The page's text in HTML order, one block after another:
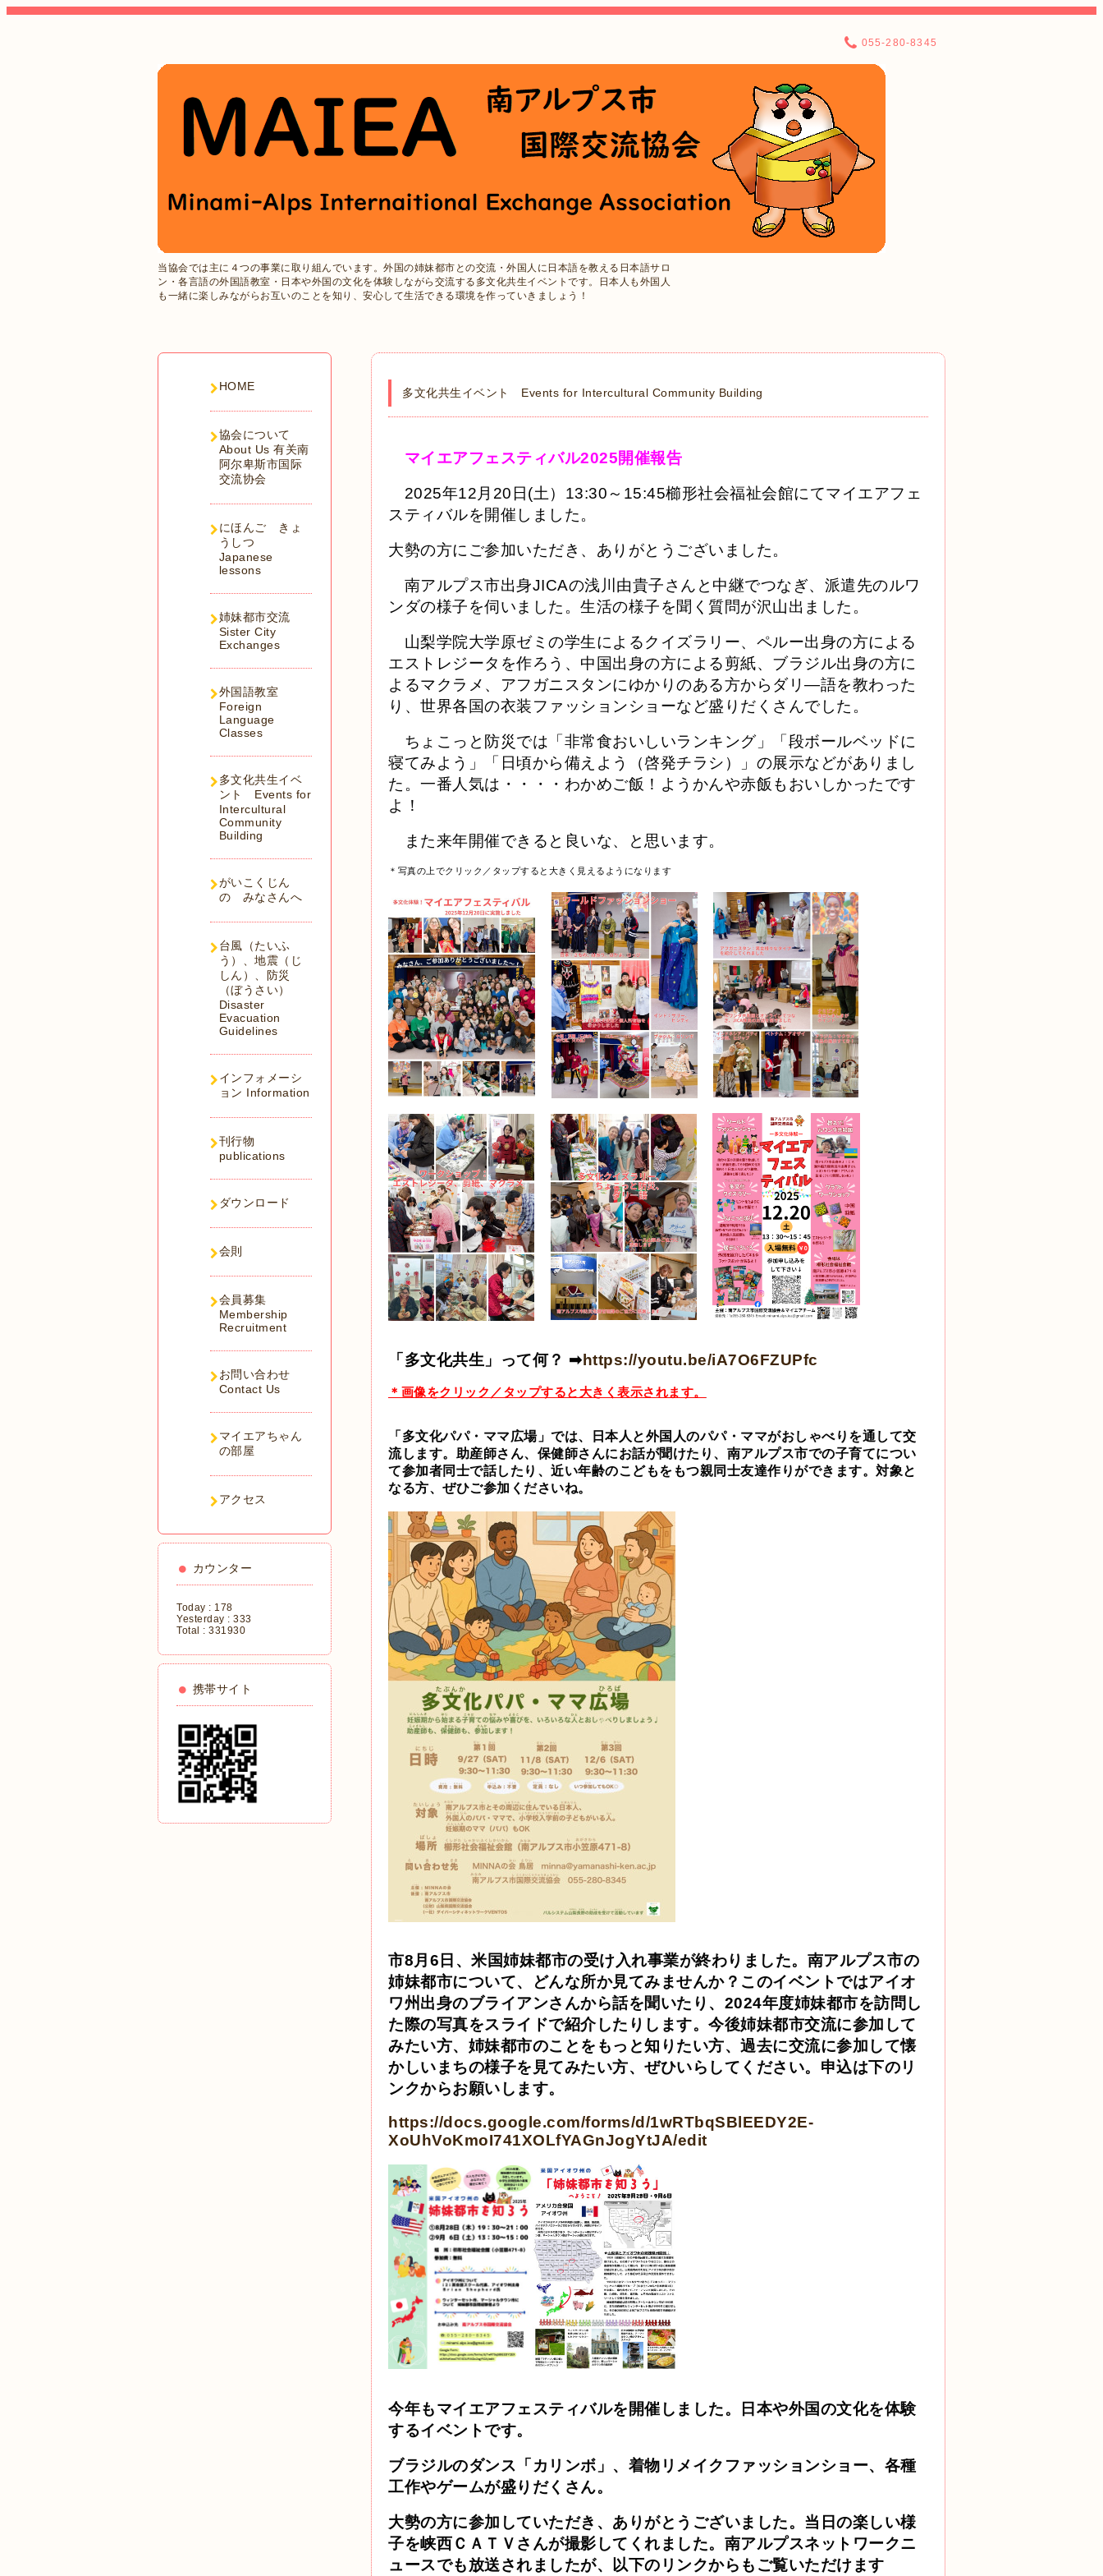
当協会では主に４つの事業に取り組んでいます。外国の姉妹都市との交流・外国人に日本語を教える日本語サロ
ン・各言語の外国語教室・日本や外国の文化を体験しながら交流する多文化共生イベントです。日本人も外国人
も一緒に楽しみながらお互いのことを知り、安心して生活できる環境を作っていきましょう！
055-280-8345
多文化共生イベント Events for Intercultural Community Building
マイエアフェスティバル2025開催報告
2025年12月20日(土）13:30～15:45櫛形社会福祉会館にてマイエアフェ
スティバルを開催しました。
大勢の方にご参加いただき、ありがとうございました。
南アルプス市出身JICAの浅川由貴子さんと中継でつなぎ、派遣先のルワ
ンダの様子を伺いました。生活の様子を聞く質問が沢山出ました。
山梨学院大学原ゼミの学生によるクイズラリー、ペルー出身の方による
エストレジータを作ろう、中国出身の方による剪紙、ブラジル出身の方に
よるマクラメ、アフガニスタンにゆかりのある方からダリ―語を教わった
り、世界各国の衣装ファッションショーなど盛りだくさんでした。
ちょこっと防災では「非常食おいしいランキング」「段ボールベッドに
寝てみよう」「日頃から備えよう（啓発チラシ）」の展示などがありまし
た。一番人気は・・・・わかめご飯！ようかんや赤飯もおいしかったです
よ！
また来年開催できると良いな、と思います。
＊写真の上でクリック／タップすると大きく見えるようになります
「多文化共生」って何？ ➡https://youtu.be/iA7O6FZUPfc
＊画像をクリック／タップすると大きく表示されます。
「多文化パパ・ママ広場」では、日本人と外国人のパパ・ママがおしゃべりを通して交
流します。助産師さん、保健師さんにお話が聞けたり、南アルプス市での子育てについ
て参加者同士で話したり、近い年齢のこどもをもつ親同士友達作りができます。対象と
なる方、ぜひご参加くださいね。
市8月6日、米国姉妹都市の受け入れ事業が終わりました。南アルプス市の
姉妹都市について、どんな所か見てみませんか？このイベントではアイオ
ワ州出身のブライアンさんから話を聞いたり、2024年度姉妹都市を訪問し
た際の写真をスライドで紹介したりします。今後姉妹都市交流に参加して
みたい方、姉妹都市のことをもっと知りたい方、過去に交流に参加して懐
かしいまちの様子を見てみたい方、ぜひいらしてください。申込は下のリ
ンクからお願いします。
https://docs.google.com/forms/d/1wRTbqSBlEEDY2E-
XoUhVoKmoI741XOLfYAGnJogYtJA/edit
今年もマイエアフェスティバルを開催しました。日本や外国の文化を体験
するイベントです。
ブラジルのダンス「カリンボ」、着物リメイクファッションショー、各種
工作やゲームが盛りだくさん。
大勢の方に参加していただき、ありがとうございました。当日の楽しい様
子を峡西ＣＡＴＶさんが撮影してくれました。南アルプスネットワークニ
ュースでも放送されましたが、以下のリンクからも ご覧いただけます
HOME
協会について
About Us 有关南
阿尔卑斯市国际
交流协会
にほんご きょ
うしつ
Japanese
lessons
姉妹都市交流
Sister City
Exchanges
外国語教室
Foreign
Language
Classes
多文化共生イベ
ント Events for
Intercultural
Community
Building
がいこくじん
の みなさんへ
台風（たいふ
う）、地震（じ
しん）、防災
（ぼうさい）
Disaster
Evacuation
Guidelines
インフォメーシ
ョン Information
刊行物
publications
ダウンロード
会則
会員募集
Membership
Recruitment
お問い合わせ
Contact Us
マイエアちゃん
の部屋
アクセス
カウンター
Today : 178
Yesterday : 333
Total : 331930
携帯サイト